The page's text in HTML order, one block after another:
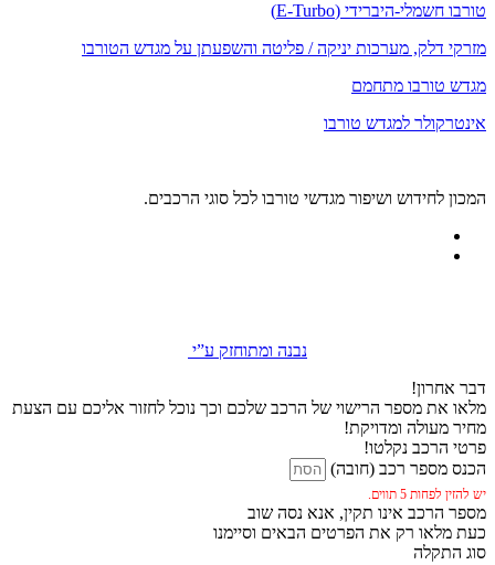
טורבו חשמלי-היברידי (E-Turbo)
מזרקי דלק, מערכות יניקה / פליטה והשפעתן על מגדש הטורבו
מגדש טורבו מתחמם
אינטרקולר למגדש טורבו
המכון לחידוש ושיפור מגדשי טורבו לכל סוגי הרכבים.
נבנה ומתוחזק ע”י
דבר אחרון!
מלאו את מספר הרישוי של הרכב שלכם וכך נוכל לחזור אליכם עם הצעת
מחיר מעולה ומדויקת!
פרטי הרכב נקלטו!
הכנס מספר רכב (חובה)
יש להזין לפחות 5 תווים.
מספר הרכב אינו תקין, אנא נסה שוב
כעת מלאו רק את הפרטים הבאים וסיימנו
סוג התקלה